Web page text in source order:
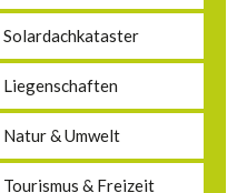
Solardachkataster
Liegenschaften
Natur & Umwelt
Tourismus & Freizeit